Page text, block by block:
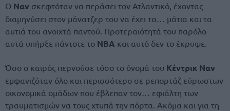
Ο Ναν σκεφτόταν να περάσει τον Ατλαντικό, έχοντας
διαμηνύσει στον μάνατζερ του να έχει τα… μάτια και τα
αυτιά του ανοιχτά παντού. Προτεραιότητά του παρόλο
αυτά υπήρξε πάντοτε το NBA και αυτό δεν το έκρυψε.
Όσο ο καιρός περνούσε τόσο το όνομά του Κέντρικ Ναν
εμφανιζόταν όλο και περισσότερο σε ρεπορτάζ εύρωστων
οικονομικά ομάδων που έβλεπαν τον… εφιάλτη των
τραυματισμών να τους χτυπά την πόρτα. Ακόμα και για τη